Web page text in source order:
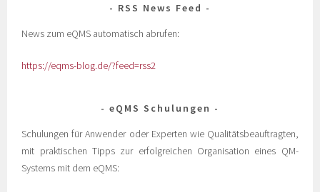
RSS News Feed
News zum eQMS automatisch abrufen:
https://eqms-blog.de/?feed=rss2
eQMS Schulungen
Schulungen für Anwender oder Experten wie Qualitätsbeauftragten,
mit praktischen Tipps zur erfolgreichen Organisation eines QM-
Systems mit dem eQMS: